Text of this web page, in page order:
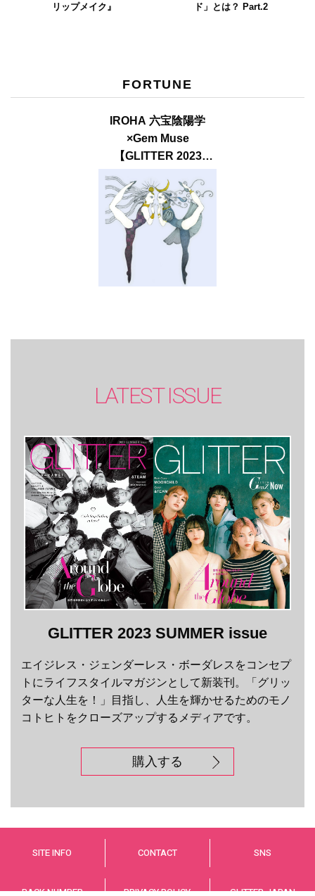
リップメイク』
ド」とは？ Part.2
FORTUNE
IROHA 六宝陰陽学
×Gem Muse
【GLITTER 2023
SUMMER issue】
LATEST ISSUE
GLITTER 2023 SUMMER issue
エイジレス・ジェンダーレス・ボーダレスをコンセプ
トにライフスタイルマガジンとして新装刊。「グリッ
ターな人生を！」目指し、人生を輝かせるためのモノ
コトヒトをクローズアップするメディアです。
購入する
SITE INFO CONTACT SNS
BACK NUMBER PRIVACY POLICY GLITTER JAPAN